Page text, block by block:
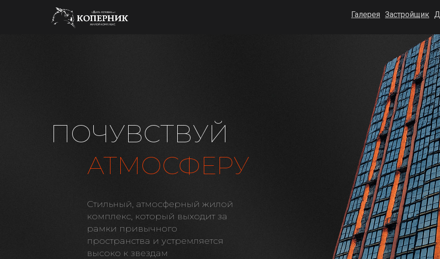
Галерея Застройщик
ПОЧУВСТВУЙ
АТМОСФЕРУ
Стильный, атмосферный жилой
комплекс, который выходит за
рамки привычного
пространства и устремляется
высоко к звездам